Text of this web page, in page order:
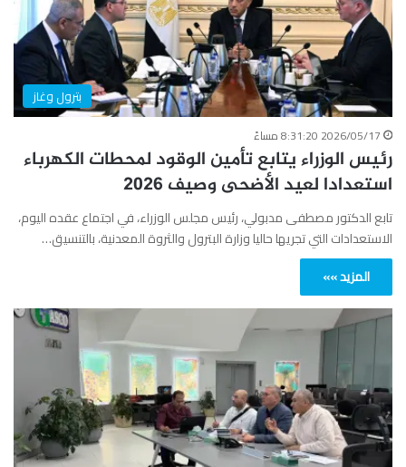
بترول وغاز
2026/05/17 8:31:20 مساءً
رئيس الوزراء يتابع تأمين الوقود لمحطات الكهرباء
استعدادا لعيد الأضحى وصيف 2026
تابع الدكتور مصطفى مدبولي، رئيس مجلس الوزراء، في اجتماع عقده اليوم،
الاستعدادات التي تجريها حاليا وزارة البترول والثروة المعدنية، بالتنسيق…
المزيد »»